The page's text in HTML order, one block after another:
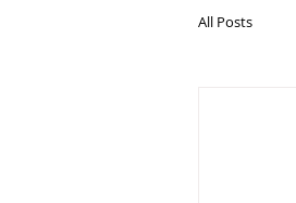
All Posts